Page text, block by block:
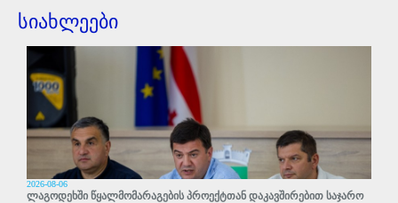
სიახლეები
2026-08-06
ლაგოდეხში წყალმომარაგების პროექტთან დაკავშირებით საჯარო